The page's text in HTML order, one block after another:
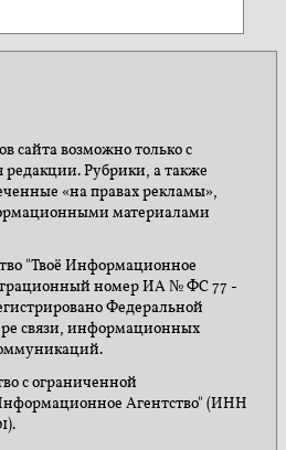
сайта возможно только с
Рубрики, а также
«на правах рекламы»,
материалами
"Твоё Информационное
номер ИА № ФС 77 -
Федеральной
связи, информационных
с ограниченной
Агентство" (ИНН